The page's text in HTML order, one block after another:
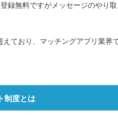
録無料ですがメッセージのやり取
えており、マッチングアプリ業界
制度とは